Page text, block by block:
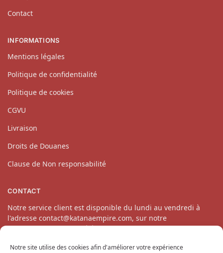
Notre site utilise des cookies afin d'améliorer votre expérience
Contact
INFORMATIONS
Mentions légales
Politique de confidentialité
Politique de cookies
CGVU
Livraison
Droits de Douanes
Clause de Non responsabilité
CONTACT
Notre service client est disponible du lundi au vendredi à
l'adresse contact@katanaempire.com, sur notre
page contact ou par téléphone au 06 10 14 34 64.